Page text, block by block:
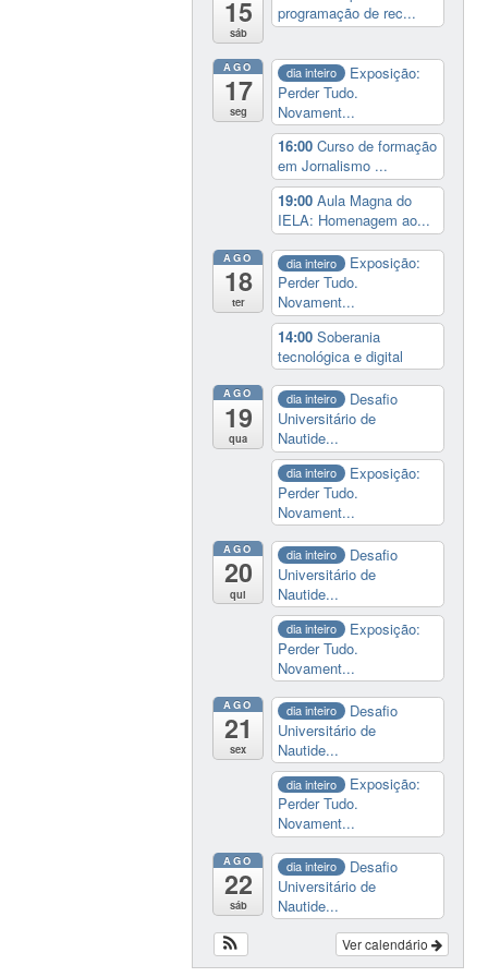
15
sáb
programação de rec...
AGO
17
seg
dia inteiro
Exposição:
Perder Tudo.
Novament...
16:00Curso de formação
em Jornalismo ...
19:00Aula Magna do
IELA: Homenagem ao...
AGO
18
ter
dia inteiro
Exposição:
Perder Tudo.
Novament...
14:00Soberania
tecnológica e digital
AGO
19
qua
dia inteiro
Desafio
Universitário de
Nautide...
dia inteiro
Exposição:
Perder Tudo.
Novament...
AGO
20
qui
dia inteiro
Desafio
Universitário de
Nautide...
dia inteiro
Exposição:
Perder Tudo.
Novament...
AGO
21
sex
dia inteiro
Desafio
Universitário de
Nautide...
dia inteiro
Exposição:
Perder Tudo.
Novament...
AGO
22
sáb
dia inteiro
Desafio
Universitário de
Nautide...
Ver calendário